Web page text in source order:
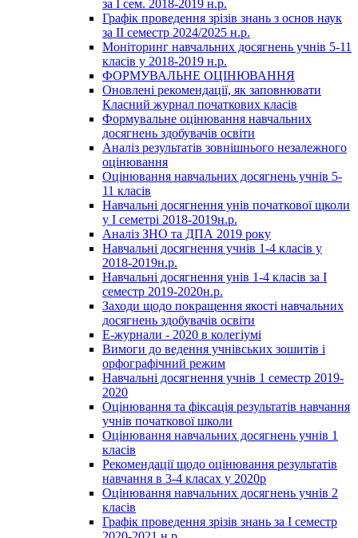
за І сем. 2018-2019 н.р.
Графік проведення зрізів знань з основ наук
за ІІ семестр 2024/2025 н.р.
Моніторинг навчальних досягнень учнів 5-11
класів у 2018-2019 н.р.
ФОРМУВАЛЬНЕ ОЦІНЮВАННЯ
Оновлені рекомендації, як заповнювати
Класний журнал початкових класів
Формувальне оцінювання навчальних
досягнень здобувачів освіти
Аналіз результатів зовнішнього незалежного
оцінювання
Оцінювання навчальних досягнень учнів 5-
11 класів
Навчальні досягнення унів початкової щколи
у І семетрі 2018-2019н.р.
Аналіз ЗНО та ДПА 2019 року
Навчальні досягнення учнів 1-4 класів у
2018-2019н.р.
Навчальні досягнення унів 1-4 класів за І
семестр 2019-2020н.р.
Заходи щодо покращення якості навчальних
досягнень здобувачів освіти
Е-журнали - 2020 в колегіумі
Вимоги до ведення учнівських зошитів і
орфографічний режим
Навчальні досягнення учнів 1 семестр 2019-
2020
Оцінювання та фіксація результатів навчання
учнів початкової школи
Оцінювання навчальних досягнень учнів 1
класів
Рекомендації щодо оцінювання результатів
навчання в 3-4 класах у 2020р
Оцінювання навчальних досягнень учнів 2
класів
Графік проведення зрізів знань за І семестр